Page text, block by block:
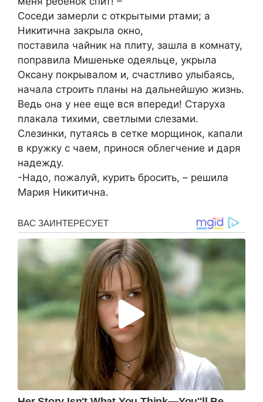
Соседи замерли с открытыми ртами; а
Никитична закрыла окно,
поставила чайник на плиту, зашла в комнату,
поправила Мишеньке одеяльце, укрыла
Оксану покрывалом и, счастливо улыбаясь,
начала строить планы на дальнейшую жизнь.
Ведь она у нее еще вся впереди! Старуха
плакала тихими, светлыми слезами.
Слезинки, путаясь в сетке морщинок, капали
в кружку с чаем, принося облегчение и даря
надежду.
-Надо, пожалуй, курить бросить, – решила
Мария Никитична.